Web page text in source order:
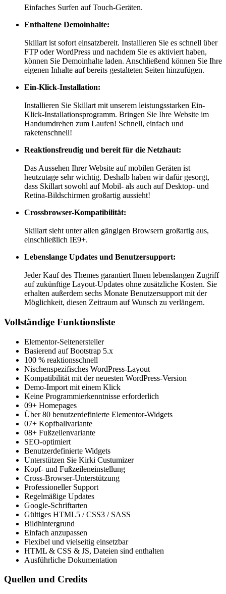
Einfaches Surfen auf Touch-Geräten.
Enthaltene Demoinhalte:
Skillart ist sofort einsatzbereit. Installieren Sie es schnell über
FTP oder WordPress und nachdem Sie es aktiviert haben,
können Sie Demoinhalte laden. Anschließend können Sie Ihre
eigenen Inhalte auf bereits gestalteten Seiten hinzufügen.
Ein-Klick-Installation:
Installieren Sie Skillart mit unserem leistungsstarken Ein-
Klick-Installationsprogramm. Bringen Sie Ihre Website im
Handumdrehen zum Laufen! Schnell, einfach und
raketenschnell!
Reaktionsfreudig und bereit für die Netzhaut:
Das Aussehen Ihrer Website auf mobilen Geräten ist
heutzutage sehr wichtig. Deshalb haben wir dafür gesorgt,
dass Skillart sowohl auf Mobil- als auch auf Desktop- und
Retina-Bildschirmen großartig aussieht!
Crossbrowser-Kompatibilität:
Skillart sieht unter allen gängigen Browsern großartig aus,
einschließlich IE9+.
Lebenslange Updates und Benutzersupport:
Jeder Kauf des Themes garantiert Ihnen lebenslangen Zugriff
auf zukünftige Layout-Updates ohne zusätzliche Kosten. Sie
erhalten außerdem sechs Monate Benutzersupport mit der
Möglichkeit, diesen Zeitraum auf Wunsch zu verlängern.
Vollständige Funktionsliste
Elementor-Seitenersteller
Basierend auf Bootstrap 5.x
100 % reaktionsschnell
Nischenspezifisches WordPress-Layout
Kompatibilität mit der neuesten WordPress-Version
Demo-Import mit einem Klick
Keine Programmierkenntnisse erforderlich
09+ Homepages
Über 80 benutzerdefinierte Elementor-Widgets
07+ Kopfballvariante
08+ Fußzeilenvariante
SEO-optimiert
Benutzerdefinierte Widgets
Unterstützen Sie Kirki Custumizer
Kopf- und Fußzeileneinstellung
Cross-Browser-Unterstützung
Professioneller Support
Regelmäßige Updates
Google-Schriftarten
Gültiges HTML5 / CSS3 / SASS
Bildhintergrund
Einfach anzupassen
Flexibel und vielseitig einsetzbar
HTML & CSS & JS, Dateien sind enthalten
Ausführliche Dokumentation
Quellen und Credits